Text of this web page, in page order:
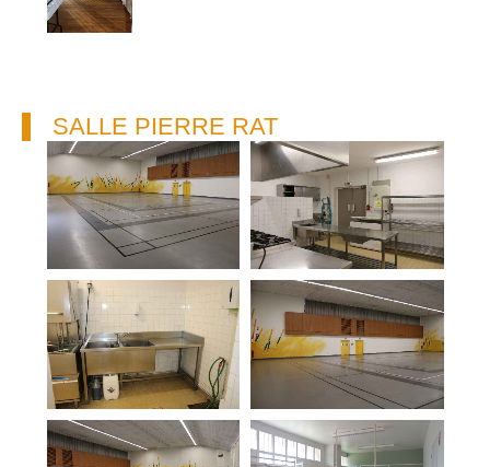
SALLE PIERRE RAT